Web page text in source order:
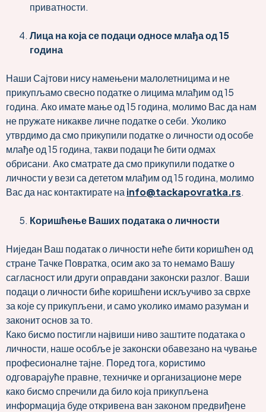
приватности.
Лица на која се подаци односе млађа од 15
година
Наши Сајтови нису намењени малолетницима и не
прикупљамо свесно податке о лицима млађим од 15
година. Ако имате мање од 15 година, молимо Вас да нам
не пружате никакве личне податке о себи. Уколико
утврдимо да смо прикупили податке о личности од особе
млађе од 15 година, такви подаци ће бити одмах
обрисани. Ако сматрате да смо прикупили податке о
личности у вези са дететом млађим од 15 година, молимо
Вас да нас контактирате на info@tackapovratka.rs.
Коришћење Ваших података о личности
Ниједан Ваш податак о личности неће бити коришћен од
стране Тачке Повратка, осим ако за то немамо Вашу
сагласност или други оправдани законски разлог. Ваши
подаци о личности биће коришћени искључиво за сврхе
за које су прикупљени, и само уколико имамо разуман и
законит основ за то.
Како бисмо постигли највиши ниво заштите података о
личности, наше особље је законски обавезано на чување
професионалне тајне. Поред тога, користимо
одговарајуће правне, техничке и организационе мере
како бисмо спречили да било која прикупљена
информација буде откривена ван законом предвиђене